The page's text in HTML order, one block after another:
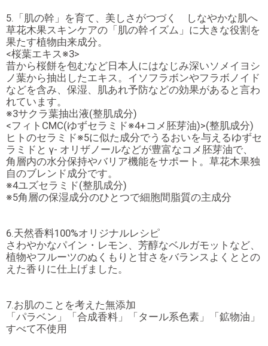
5.「肌の幹」を育て、美しさがつづく しなやかな肌へ
草花木果スキンケアの「肌の幹イズム」に大きな役割を
果たす植物由来成分。
<桜葉エキス※3>
昔から桜餅を包むなど日本人にはなじみ深いソメイヨシ
ノ葉から抽出したエキス。イソフラボンやフラボノイド
などを含み、保湿、肌あれ予防などの効果があると言わ
れています。
※3サクラ葉抽出液(整肌成分)
<フィトCMC(ゆずセラミド※4+コメ胚芽油)>(整肌成分)
ヒトのセラミド※5に似た成分でうるおいを与えるゆずセ
ラミドと γ- オリザノールなどが豊富なコメ胚芽油で、
角層内の水分保持やバリア機能をサポート。草花木果独
自のブレンド成分です。
※4ユズセラミド(整肌成分)
※5角層の保湿成分のひとつで細胞間脂質の主成分
6.天然香料100%オリジナルレシピ
さわやかなパイン・レモン、芳醇なベルガモットなど、
植物やフルーツのぬくもりと甘さをバランスよくととの
えた香りに仕上げました。
7.お肌のことを考えた無添加
「パラベン」「合成香料」「タール系色素」「鉱物油」
すべて不使用